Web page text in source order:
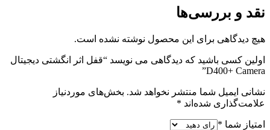
نقد و بررسی‌ها
هیچ دیدگاهی برای این محصول نوشته نشده است.
اولین کسی باشید که دیدگاهی می نویسد “قفل اثر انگشتی دیجیتال
D400+ Camera”
نشانی ایمیل شما منتشر نخواهد شد. بخش‌های موردنیاز
علامت‌گذاری شده‌اند *
امتیاز شما *